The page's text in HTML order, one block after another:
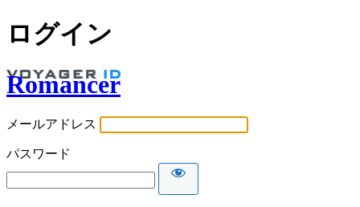
ログイン
Romancer
メールアドレス
パスワード